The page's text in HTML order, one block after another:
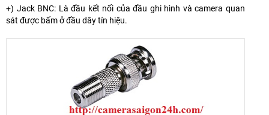
+) Jack BNC: Là đầu kết nối của đầu ghi hình và camera quan
sát được bấm ở đầu dây tín hiệu.